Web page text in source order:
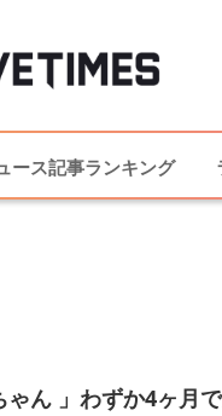
ース記事ランキング
ゃん 」わずか4ヶ月